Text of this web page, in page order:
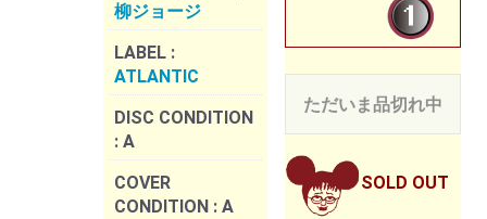
柳ジョージ
LABEL :
ATLANTIC
DISC CONDITION
: A
COVER
CONDITION : A
ただいま品切れ中
SOLD OUT